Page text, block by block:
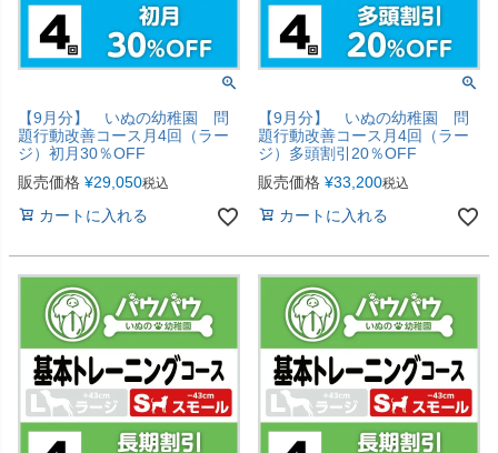
【9月分】 いぬの幼稚園 問
題行動改善コース月4回（ラー
ジ）初月30％OFF
販売価格 ¥29,050税込
カートに入れる
【9月分】 いぬの幼稚園 問
題行動改善コース月4回（ラー
ジ）多頭割引20％OFF
販売価格 ¥33,200税込
カートに入れる